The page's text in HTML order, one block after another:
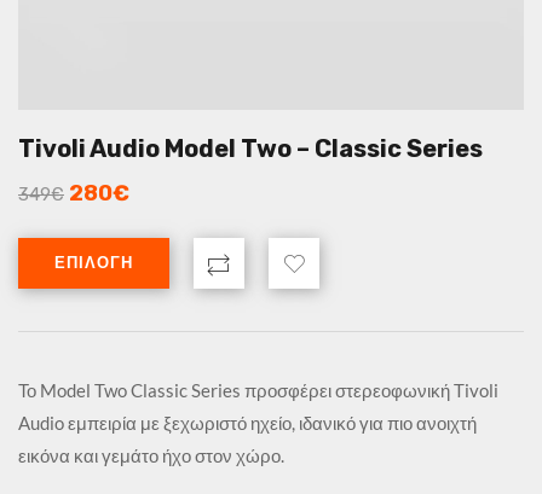
Tivoli Audio Model Two – Classic Series
349€ 280€
ΕΠΙΛΟΓΉ
Το Model Two Classic Series προσφέρει στερεοφωνική Tivoli
Audio εμπειρία με ξεχωριστό ηχείο, ιδανικό για πιο ανοιχτή
εικόνα και γεμάτο ήχο στον χώρο.